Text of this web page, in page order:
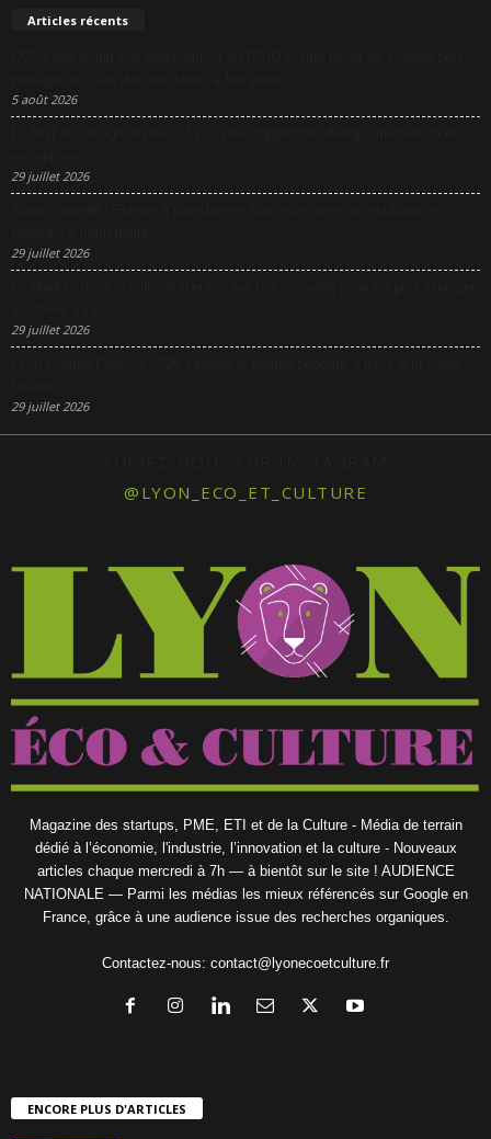
Articles récents
5 août 2026
29 juillet 2026
29 juillet 2026
29 juillet 2026
29 juillet 2026
@LYON_ECO_ET_CULTURE
Magazine des startups, PME, ETI et de la Culture - Média de terrain
dédié à l’économie, l'industrie, l’innovation et la culture - Nouveaux
articles chaque mercredi à 7h — à bientôt sur le site ! AUDIENCE
NATIONALE — Parmi les médias les mieux référencés sur Google en
France, grâce à une audience issue des recherches organiques.
Contactez-nous: contact@lyonecoetculture.fr
ENCORE PLUS D'ARTICLES